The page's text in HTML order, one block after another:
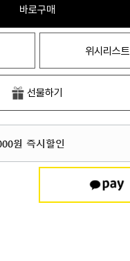
바로구매
위시리스트
선물하기